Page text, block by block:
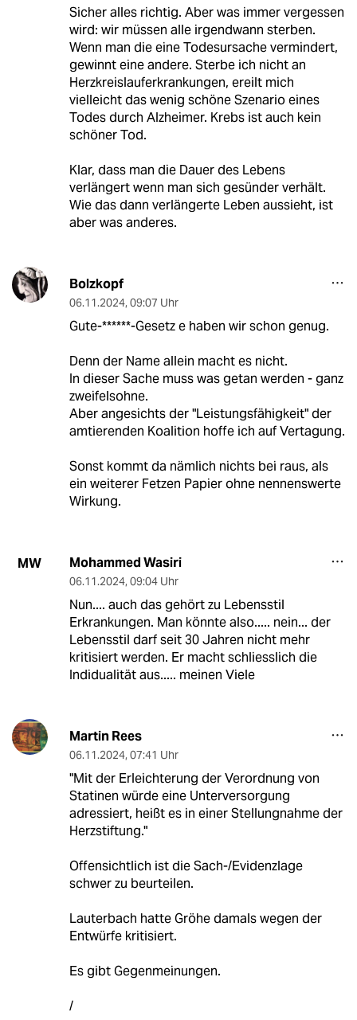
Sicher alles richtig. Aber was immer vergessen
wird: wir müssen alle irgendwann sterben.
Wenn man die eine Todesursache vermindert,
gewinnt eine andere. Sterbe ich nicht an
Herzkreislauferkrankungen, ereilt mich
vielleicht das wenig schöne Szenario eines
Todes durch Alzheimer. Krebs ist auch kein
schöner Tod.
Klar, dass man die Dauer des Lebens
verlängert wenn man sich gesünder verhält.
Wie das dann verlängerte Leben aussieht, ist
aber was anderes.
Bolzkopf
06.11.2024, 09:07 Uhr
Gute-******-Gesetz e haben wir schon genug.
Denn der Name allein macht es nicht.
In dieser Sache muss was getan werden - ganz
zweifelsohne.
Aber angesichts der "Leistungsfähigkeit" der
amtierenden Koalition hoffe ich auf Vertagung.
Sonst kommt da nämlich nichts bei raus, als
ein weiterer Fetzen Papier ohne nennenswerte
Wirkung.
MW Mohammed Wasiri
06.11.2024, 09:04 Uhr
Nun.... auch das gehört zu Lebensstil
Erkrankungen. Man könnte also..... nein... der
Lebensstil darf seit 30 Jahren nicht mehr
kritisiert werden. Er macht schliesslich die
Indidualität aus..... meinen Viele
Martin Rees
06.11.2024, 07:41 Uhr
"Mit der Erleichterung der Verordnung von
Statinen würde eine Unterversorgung
adressiert, heißt es in einer Stellungnahme der
Herzstiftung."
Offensichtlich ist die Sach-/Evidenzlage
schwer zu beurteilen.
Lauterbach hatte Gröhe damals wegen der
Entwürfe kritisiert.
Es gibt Gegenmeinungen.
/